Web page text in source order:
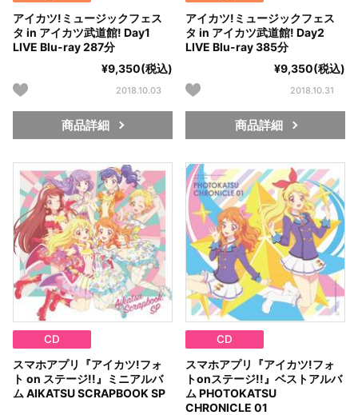
アイカツ!ミュージックフェス
タ in アイカツ武道館! Day1
LIVE Blu-ray 287分
¥9,350(税込)
2018.10.03
商品詳細
アイカツ!ミュージックフェス
タ in アイカツ武道館! Day2
LIVE Blu-ray 385分
¥9,350(税込)
2018.10.31
商品詳細
CD
スマホアプリ『アイカツ!フォ
ト on ステージ!!』ミニアルバ
ム AIKATSU SCRAPBOOK SP
CD
スマホアプリ『アイカツ!フォ
トonステージ!!』ベストアルバ
ム PHOTOKATSU
CHRONICLE 01